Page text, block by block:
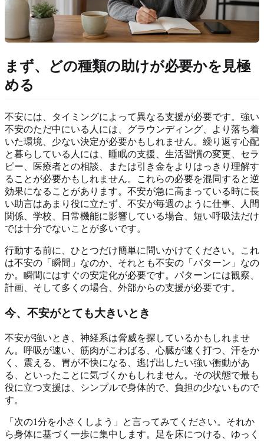
まず、どの種類の助けが必要かを見極
める
不安には、タイミングによって異なる支援が必要です。強い
不安のただ中にいる人には、グラウンディング、より落ち着
いた環境、少ない決定が必要かもしれません。繰り返す心配
と暮らしている人には、睡眠の支援、生活習慣の変更、セラ
ピー、医療者との相談、または引き金をよりはっきり理解す
ることが必要かもしれません。これらの必要を混同すると逆
効果になることがあります。不安が急に高まっている時に長
い助言はあまり役に立たず、不安が毎週のように仕事、人間
関係、学校、日常機能に影響している場合、短い呼吸法だけ
では十分でないことが多いです。
行動する前に、ひとつだけ簡単に問いかけてください。これ
は不安の「瞬間」なのか、それとも不安の「パターン」なの
か。瞬間にはすぐの安定化が必要です。パターンには観察、
計画、そして多くの場合、外部からの支援が必要です。
今、不安がとても大きいとき
不安が強いとき、神経系は脅威を探しているかもしれませ
ん。呼吸が速い、筋肉がこわばる、心臓が速く打つ、汗をか
く、震える、胃が不快になる、逃げ出したい強い衝動があ
る、といったことに気づくかもしれません。その状態で最も
役に立つ支援は、シンプルで身体的で、負担の少ないもので
す。
「次の1分を小さくしよう」と言ってみてください。それか
ら身体に基づく一歩に集中します。足を床につける、ゆっく